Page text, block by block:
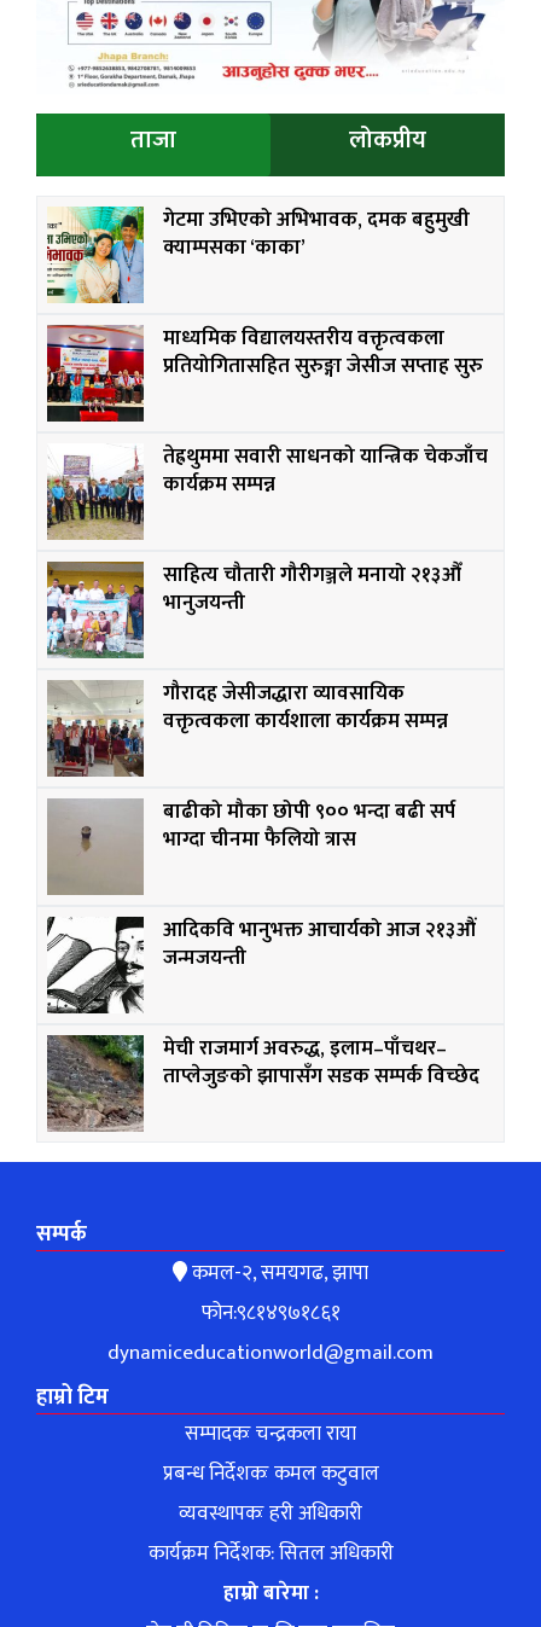
ताजा लोकप्रीय
गेटमा उभिएको अभिभावक, दमक बहुमुखी
क्याम्पसका ‘काका’
माध्यमिक विद्यालयस्तरीय वक्तृत्वकला
प्रतियोगितासहित सुरुङ्गा जेसीज सप्ताह सुरु
तेह्रथुममा सवारी साधनको यान्त्रिक चेकजाँच
कार्यक्रम सम्पन्न
साहित्य चौतारी गौरीगञ्जले मनायो २१३औँ
भानुजयन्ती
गौरादह जेसीजद्धारा व्यावसायिक
वक्तृत्वकला कार्यशाला कार्यक्रम सम्पन्न
बाढीको मौका छोपी ९०० भन्दा बढी सर्प
भाग्दा चीनमा फैलियो त्रास
आदिकवि भानुभक्त आचार्यको आज २१३औं
जन्मजयन्ती
मेची राजमार्ग अवरुद्ध, इलाम–पाँचथर–
ताप्लेजुङको झापासँग सडक सम्पर्क विच्छेद
सम्पर्क
कमल-२, समयगढ, झापा
फोन:९८१४९७१८६१
dynamiceducationworld@gmail.com
हाम्रो टिम
सम्पादकः चन्द्रकला राया
प्रबन्ध निर्देशकः कमल कटुवाल
व्यवस्थापकः हरी अधिकारी
कार्यक्रम निर्देशक: सितल अधिकारी
हाम्रो बारेमा :